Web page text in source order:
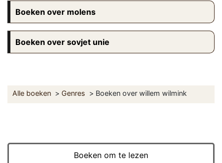
Boeken over molens
Boeken over sovjet unie
Alle boeken Genres Boeken over willem wilmink
Boeken om te lezen